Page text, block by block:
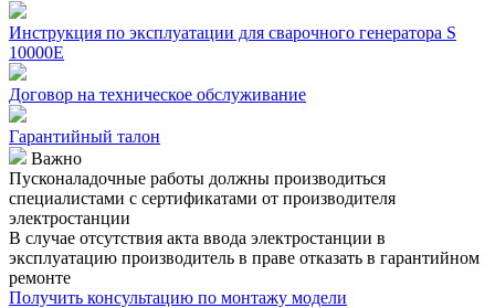
Инструкция по эксплуатации для сварочного генератора S
10000E
Договор на техническое обслуживание
Гарантийный талон
Важно
Пусконаладочные работы должны производиться
специалистами с сертификатами от производителя
электростанции
В случае отсутствия акта ввода электростанции в
эксплуатацию производитель в праве отказать в гарантийном
ремонте
Получить консультацию по монтажу модели